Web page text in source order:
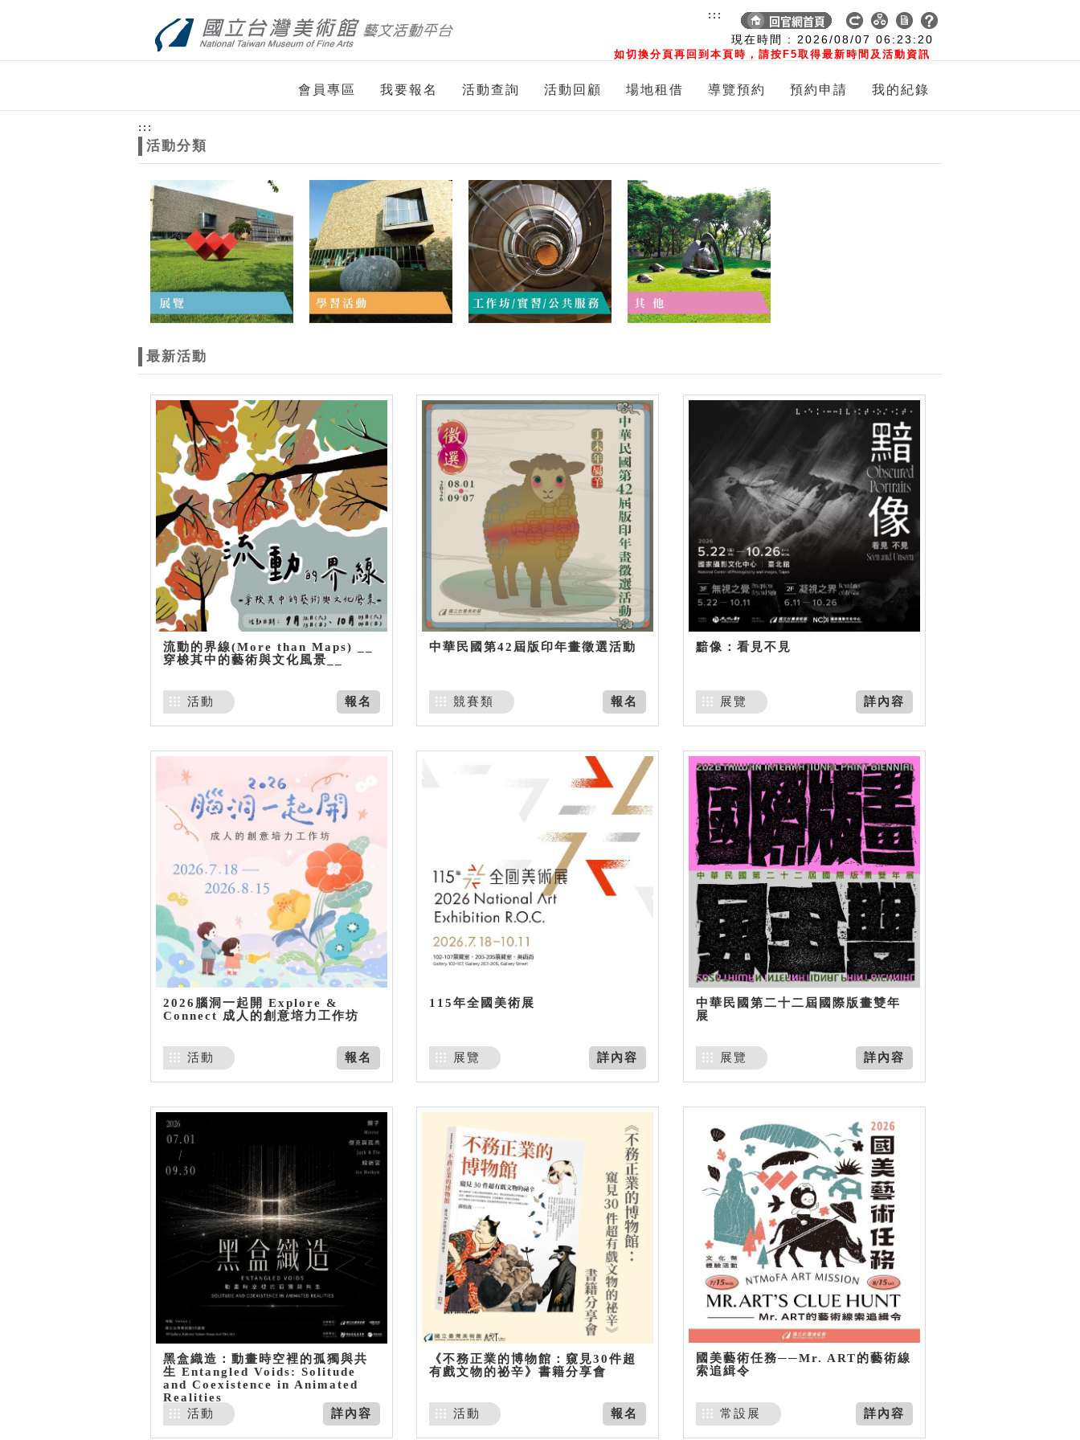
現在時間 : 2026/08/07 06:23:21
如切換分頁再回到本頁時，請按F5取得最新時間及活動資訊
:::
會員專區 我要報名 活動查詢 活動回顧 場地租借 導覽預約 預約申請 我的紀錄
:::
活動分類
最新活動
流動的界線(More than Maps) __
穿梭其中的藝術與文化風景__
報名
活動
中華民國第42屆版印年畫徵選活動
報名
競賽類
黯像：看見不見
詳內容
展覽
2026腦洞一起開 Explore &
Connect 成人的創意培力工作坊
報名
活動
115年全國美術展
詳內容
展覽
中華民國第二十二屆國際版畫雙年
展
詳內容
展覽
黑盒織造：動畫時空裡的孤獨與共
生 Entangled Voids: Solitude
and Coexistence in Animated
Realities
詳內容
活動
《不務正業的博物館：窺見30件超
有戲文物的祕辛》書籍分享會
報名
活動
國美藝術任務──Mr. ART的藝術線
索追緝令
詳內容
常設展